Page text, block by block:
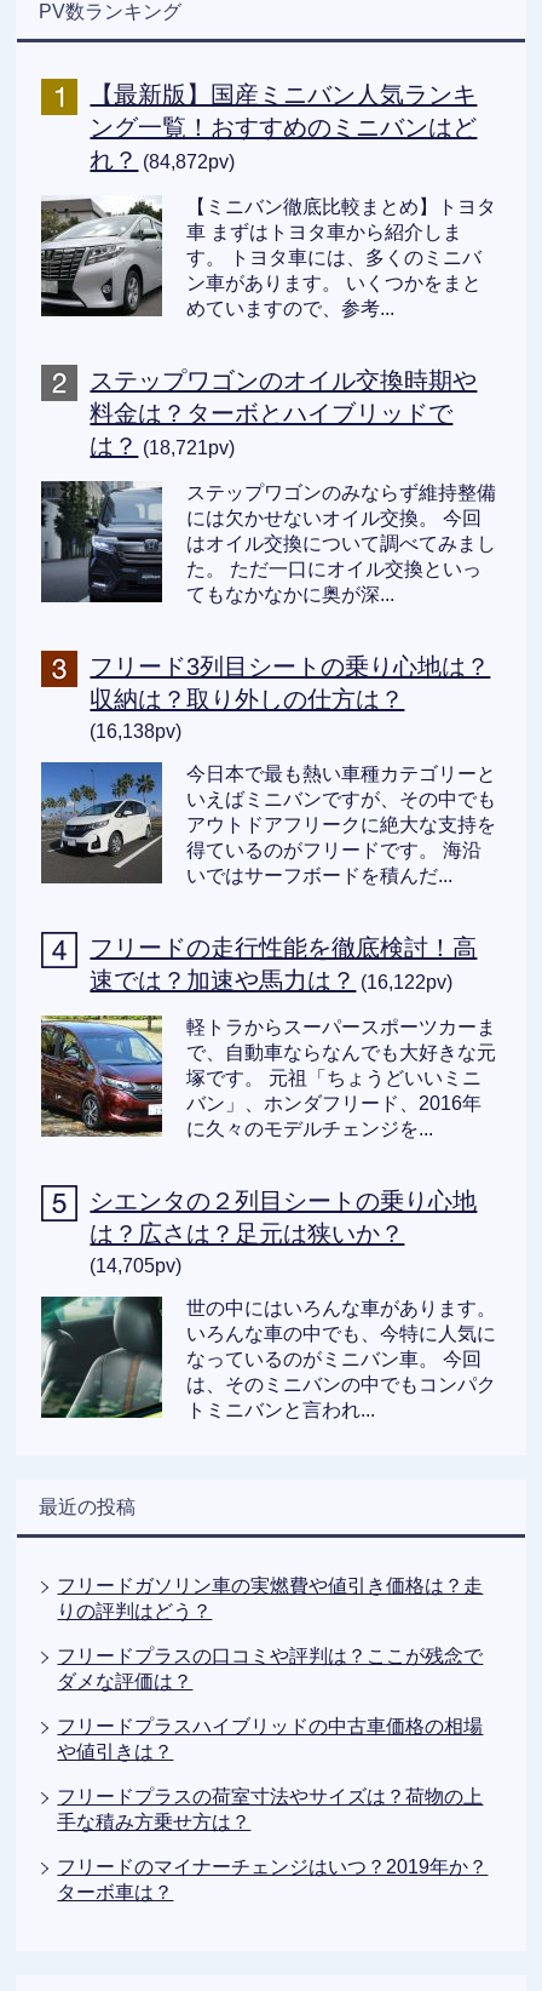
PV数ランキング
【最新版】国産ミニバン人気ランキ
ング一覧！おすすめのミニバンはど
れ？ (84,872pv)
【ミニバン徹底比較まとめ】トヨタ
車 まずはトヨタ車から紹介しま
す。 トヨタ車には、多くのミニバ
ン車があります。 いくつかをまと
めていますので、参考...
ステップワゴンのオイル交換時期や
料金は？ターボとハイブリッドで
は？ (18,721pv)
ステップワゴンのみならず維持整備
には欠かせないオイル交換。 今回
はオイル交換について調べてみまし
た。 ただ一口にオイル交換といっ
てもなかなかに奥が深...
フリード3列目シートの乗り心地は？
収納は？取り外しの仕方は？
(16,138pv)
今日本で最も熱い車種カテゴリーと
いえばミニバンですが、その中でも
アウトドアフリークに絶大な支持を
得ているのがフリードです。 海沿
いではサーフボードを積んだ...
フリードの走行性能を徹底検討！高
速では？加速や馬力は？ (16,122pv)
軽トラからスーパースポーツカーま
で、自動車ならなんでも大好きな元
塚です。 元祖「ちょうどいいミニ
バン」、ホンダフリード、2016年
に久々のモデルチェンジを...
シエンタの２列目シートの乗り心地
は？広さは？足元は狭いか？
(14,705pv)
世の中にはいろんな車があります。
いろんな車の中でも、今特に人気に
なっているのがミニバン車。 今回
は、そのミニバンの中でもコンパク
トミニバンと言われ...
最近の投稿
フリードガソリン車の実燃費や値引き価格は？走
りの評判はどう？
フリードプラスの口コミや評判は？ここが残念で
ダメな評価は？
フリードプラスハイブリッドの中古車価格の相場
や値引きは？
フリードプラスの荷室寸法やサイズは？荷物の上
手な積み方乗せ方は？
フリードのマイナーチェンジはいつ？2019年か？
ターボ車は？